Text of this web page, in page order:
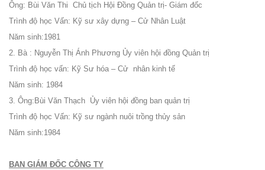
Ông: Bùi Văn Thi Chủ tịch Hội Đồng Quản trị- Giám đốc
Trình độ học Vấn: Kỹ sư xây dựng – Cử Nhân Luật
Năm sinh:1981
2. Bà : Nguyễn Thị Ánh Phương Ủy viên hội đồng Quản trị
Trình độ học vấn: Kỹ Sư hóa – Cử nhân kinh tế
Năm sinh: 1984
3. Ông:Bùi Văn Thạch Ủy viên hội đồng ban quản trị
Trình độ học Vấn: Kỹ sư ngành nuôi trồng thủy sản
Năm sinh:1984
BAN GIÁM ĐỐC CÔNG TY